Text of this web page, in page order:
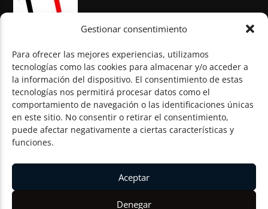
Gestionar consentimiento
Para ofrecer las mejores experiencias, utilizamos
tecnologías como las cookies para almacenar y/o acceder a
la información del dispositivo. El consentimiento de estas
tecnologías nos permitirá procesar datos como el
comportamiento de navegación o las identificaciones únicas
en este sitio. No consentir o retirar el consentimiento,
puede afectar negativamente a ciertas características y
funciones.
Aceptar
Denegar
© Todos los derechos reservados